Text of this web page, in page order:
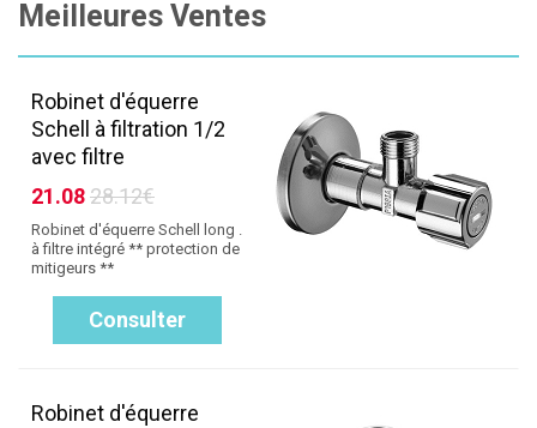
Meilleures Ventes
Robinet d'équerre
Schell à filtration 1/2
avec filtre
21.0828.12€
Robinet d'équerre Schell long .
à filtre intégré ** protection de
mitigeurs **
Consulter
Robinet d'équerre